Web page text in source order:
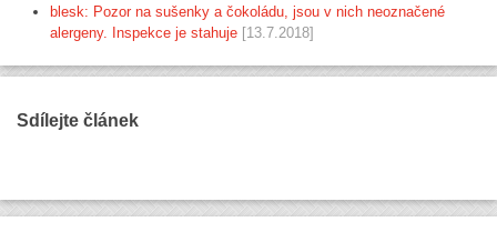
blesk: Pozor na sušenky a čokoládu, jsou v nich neoznačené
alergeny. Inspekce je stahuje [13.7.2018]
Sdílejte článek